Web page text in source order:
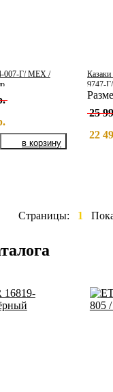
007-Г/ МЕХ /
9747-
25
22
Страницы: 1